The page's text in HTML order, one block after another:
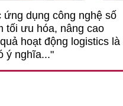
ứng dụng công nghệ số
tối ưu hóa, nâng cao
hoạt động logistics là
ý nghĩa..."